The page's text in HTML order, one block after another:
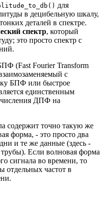
для
в децибельную шкалу,
деталей в спектре.
спектр, который
это просто спектр с
(Fast Fourier Transform
с
БПФ или быстрое
единственным
ДПФ на
содержит точно такую же
форма, - это просто два
и те же данные (здесь -
Если волновая форма
сигнала во времени, то
отдельных частот в